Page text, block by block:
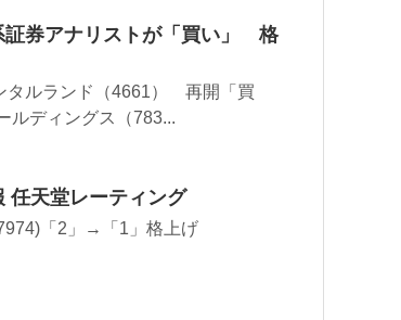
証券アナリストが「買い」 格
タルランド（4661） 再開「買
ディングス（783...
任天堂レーティング
「2」→「1」格上げ